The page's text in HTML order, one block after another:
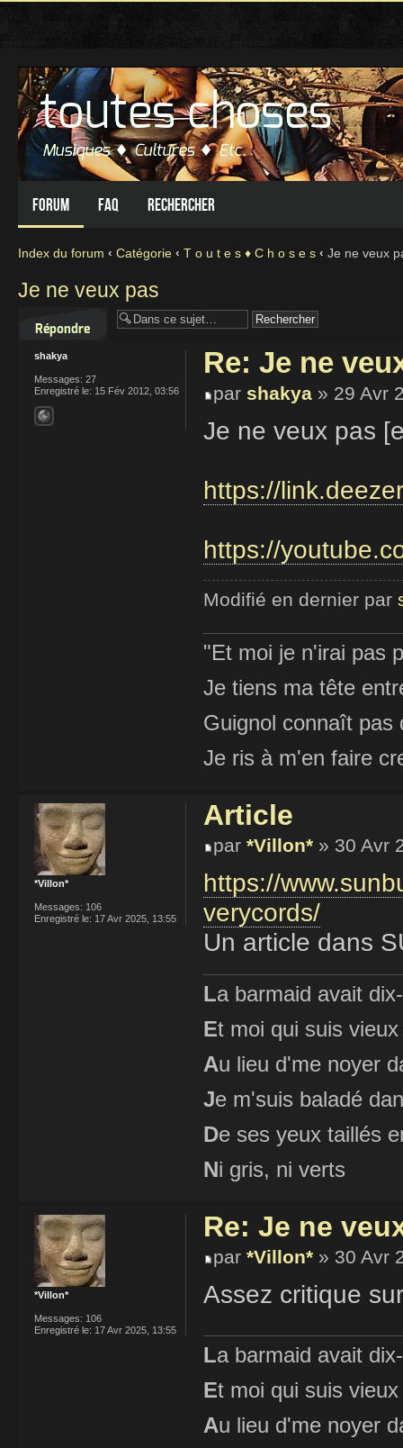
Forum FAQ Rechercher
Index du forum ‹ Catégorie ‹ T o u t e s ♦ C h o s e s ‹ Je ne veux
Je ne veux pas
Re: Je ne
par shakya » 29 Avr
Je ne veux pas
https://
https://
Modifié en dernier par
"Et moi je n'irai pas
Je tiens ma tête
Guignol connaît pas
Je ris à m'en faire
shakya
Messages: 27
Enregistré le: 15 Fév 2012, 03:56
Article
par *Villon* » 30 Avr
https://
verycords/
Un article dans
La barmaid avait
Et moi qui suis
Au lieu d'me noyer
Je m'suis baladé
De ses yeux taillés
Ni gris, ni verts
*Villon*
Messages: 106
Enregistré le: 17 Avr 2025, 13:55
Re: Je ne
par *Villon* » 30 Avr
Assez critique
La barmaid avait
Et moi qui suis
Au lieu d'me noyer
*Villon*
Messages: 106
Enregistré le: 17 Avr 2025, 13:55